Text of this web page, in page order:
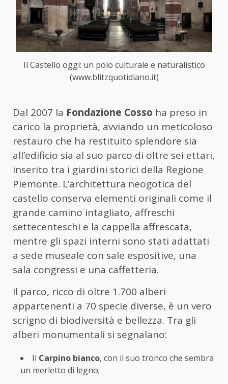
Il Castello oggi: un polo culturale e naturalistico
(www.blitzquotidiano.it)
Dal 2007 la Fondazione Cosso ha preso in
carico la proprietà, avviando un meticoloso
restauro che ha restituito splendore sia
all’edificio sia al suo parco di oltre sei ettari,
inserito tra i giardini storici della Regione
Piemonte. L’architettura neogotica del
castello conserva elementi originali come il
grande camino intagliato, affreschi
settecenteschi e la cappella affrescata,
mentre gli spazi interni sono stati adattati
a sede museale con sale espositive, una
sala congressi e una caffetteria.
Il parco, ricco di oltre 1.700 alberi
appartenenti a 70 specie diverse, è un vero
scrigno di biodiversità e bellezza. Tra gli
alberi monumentali si segnalano:
Il Carpino bianco, con il suo tronco che sembra
un merletto di legno;